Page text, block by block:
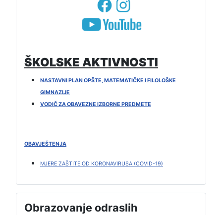
ŠKOLSKE AKTIVNOSTI
NASTAVNI PLAN OPŠTE, MATEMATIČKE I FILOLOŠKE
GIMNAZIJE
VODIČ ZA OBAVEZNE IZBORNE PREDMETE
OBAVJEŠTENJA
MJERE ZAŠTITE OD KORONAVIRUSA (COVID-19)
Obrazovanje odraslih